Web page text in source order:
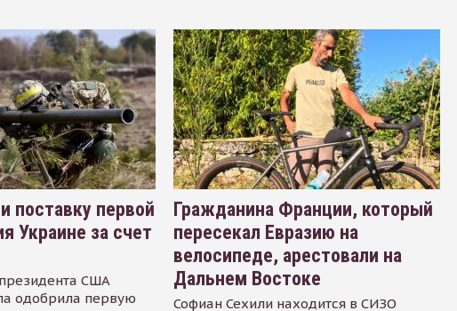
поставку первой
Украине за счет
США
одобрила первую
Гражданина Франции, который
пересекал Евразию на
велосипеде, арестовали на
Дальнем Востоке
Софиан Сехили находится в СИЗО